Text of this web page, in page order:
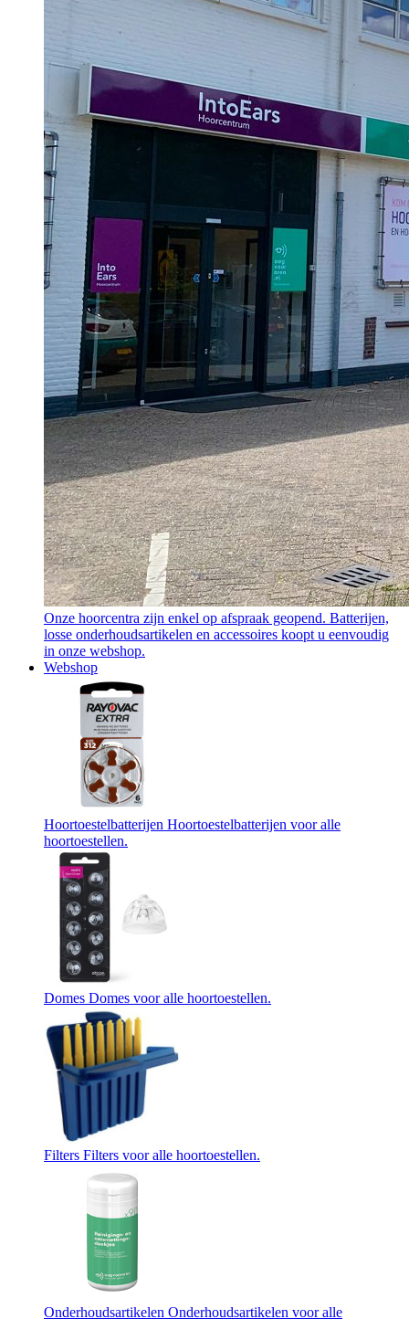
Onze hoorcentra zijn enkel op afspraak geopend. Batterijen,
losse onderhoudsartikelen en accessoires koopt u eenvoudig
in onze webshop.
Webshop
Hoortoestelbatterijen Hoortoestelbatterijen voor alle
hoortoestellen.
Domes Domes voor alle hoortoestellen.
Filters Filters voor alle hoortoestellen.
Onderhoudsartikelen Onderhoudsartikelen voor alle